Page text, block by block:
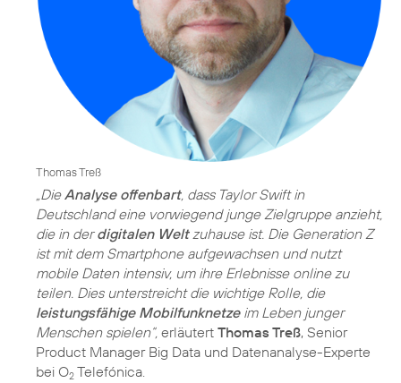
Thomas Treß
„DieAnalyse offenbart, dass Taylor Swift in
Deutschland eine vorwiegend junge Zielgruppe anzieht,
die in derdigitalen Weltzuhause ist. Die Generation Z
ist mit dem Smartphone aufgewachsen und nutzt
mobile Daten intensiv, um ihre Erlebnisse online zu
teilen. Dies unterstreicht die wichtige Rolle, die
leistungsfähige Mobilfunknetzeim Leben junger
Menschen spielen“, erläutert Thomas Treß, Senior
Product Manager Big Data und Datenanalyse-Experte
bei O2 Telefónica.